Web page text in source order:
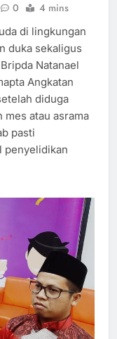
0 4 mins
di lingkungan
duka sekaligus
Natanael
Angkatan
diduga
mes atau asrama
pasti
penyelidikan